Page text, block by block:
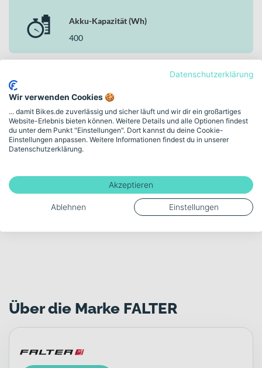
Akku-Kapazität (Wh)
400
Bewegende Freude.
Entdecke FALTER in
unserer Markenwelt
VERLÄSSLICH. DURCHDACHT. GEMACHT FÜR DEN
ALLTAG.
Zur FALTER Markenwelt
Über die Marke FALTER
Datenschutzerklärung
Wir verwenden Cookies 🍪
... damit Bikes.de zuverlässig und sicher läuft und wir dir ein großartiges
Website-Erlebnis bieten können. Weitere Details und alle Optionen findest
du unter dem Punkt "Einstellungen". Dort kannst du deine Cookie-
Einstellungen anpassen. Weitere Informationen findest du in unserer
Datenschutzerklärung.
Akzeptieren
Ablehnen Einstellungen